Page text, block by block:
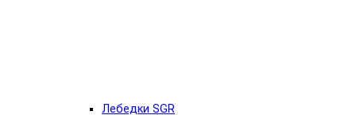
Лебедки SGR